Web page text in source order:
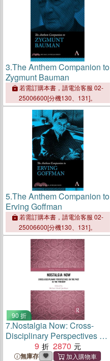
3.The Anthem Companion to
Zygmunt Bauman
若需訂購本書，請電洽客服 02-
25006600[分機130、131]。
5.The Anthem Companion to
Erving Goffman
若需訂購本書，請電洽客服 02-
25006600[分機130、131]。
90 折
7.Nostalgia Now: Cross-
Disciplinary Perspectives on
the Past in the Present
9 2870
無庫存